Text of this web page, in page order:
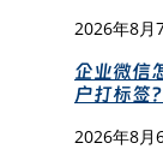
2026年8月
企业微信
户打标签？
2026年8月